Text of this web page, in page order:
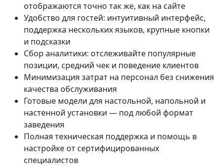
отображаются точно так же, как на сайте
Удобство для гостей: интуитивный интерфейс,
поддержка нескольких языков, крупные кнопки
и подсказки
Сбор аналитики: отслеживайте популярные
позиции, средний чек и поведение клиентов
Минимизация затрат на персонал без снижения
качества обслуживания
Готовые модели для настольной, напольной и
настенной установки — под любой формат
заведения
Полная техническая поддержка и помощь в
настройке от сертифицированных
специалистов